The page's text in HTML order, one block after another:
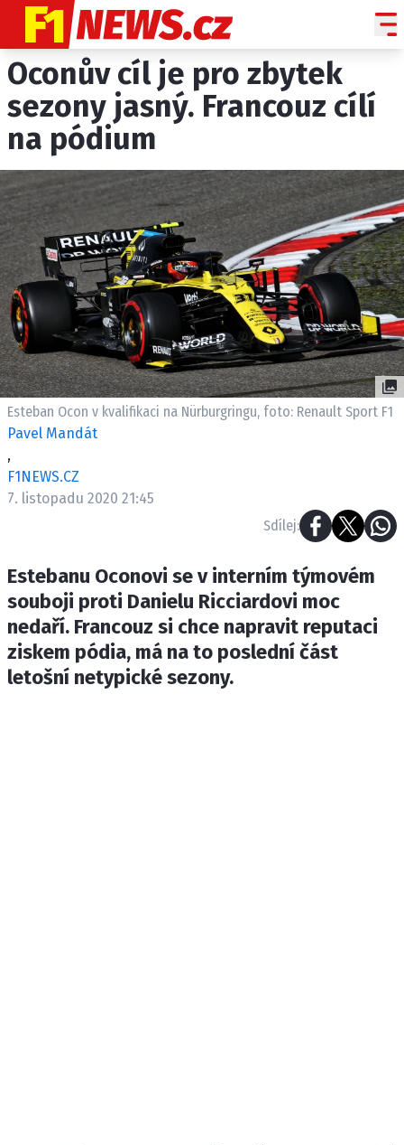
NOVINKY
GRAND PRIX
HISTORIE GP
PROFILY JEZDCŮ
PROFILY TÝMŮ
ROZHOVORY
OSTATNÍ
SLEDUJTE NÁS NA|
ETICKÝ KODEX
OSOBNÍ ÚDAJE / COOKIES
Provozovatelem serveru F1NEWS.cz je
INCORP MEDIA GROUP s.r.o., IČ: 118 23 054
Oconův cíl je pro zbytek
sezony jasný. Francouz cílí
na pódium
Esteban Ocon v kvalifikaci na Nürburgringu, foto: Renault Sport F1
Pavel Mandát
,
F1NEWS.CZ
7. listopadu 2020 21:45
Sdílej:
Estebanu Oconovi se v interním týmovém
souboji proti Danielu Ricciardovi moc
nedaří. Francouz si chce napravit reputaci
ziskem pódia, má na to poslední část
letošní netypické sezony.